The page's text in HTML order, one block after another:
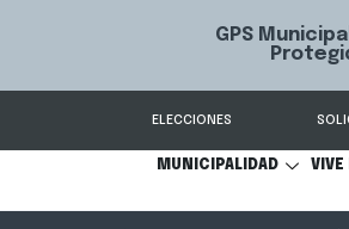
GPS
ELECCIONES
MUNICIPALIDAD VIVE